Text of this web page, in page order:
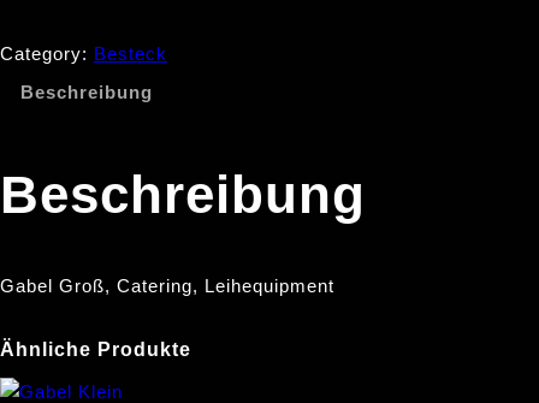
Category: Besteck
Beschreibung
Beschreibung
Gabel Groß, Catering, Leihequipment
Ähnliche Produkte